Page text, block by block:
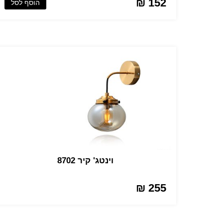
152 ₪ הוסף לסל
וינטג' קיר 8702
255 ₪